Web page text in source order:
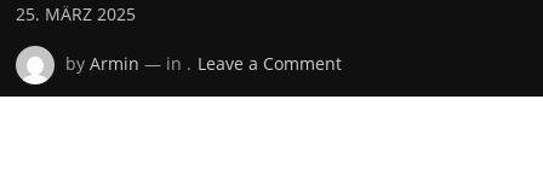
Posted
on
25. MÄRZ 2025
byArmin — in . Leave a Commenton